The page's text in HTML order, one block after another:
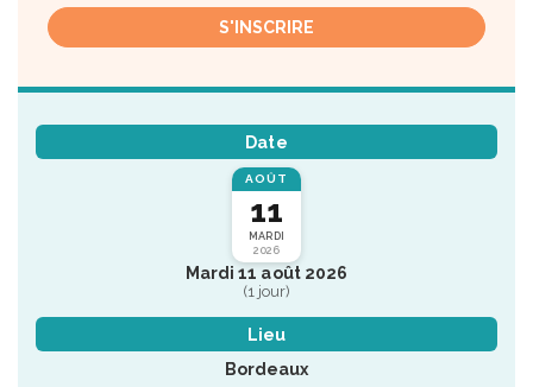
S'INSCRIRE
Date
AOÛT
11
MARDI
2026
Mardi 11 août 2026
(1 jour)
Lieu
Bordeaux